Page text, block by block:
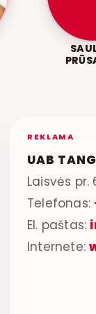
REKLAMA
UAB
Laisvės pr.
Telefonas:
El. paštas:
Internete: